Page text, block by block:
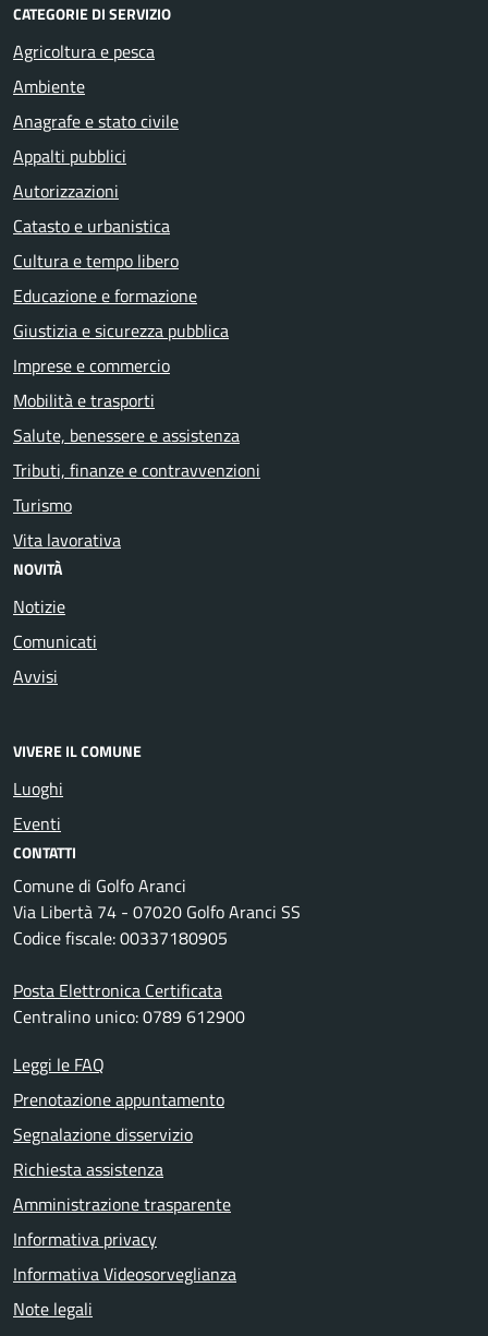
CATEGORIE DI SERVIZIO
Agricoltura e pesca
Ambiente
Anagrafe e stato civile
Appalti pubblici
Autorizzazioni
Catasto e urbanistica
Cultura e tempo libero
Educazione e formazione
Giustizia e sicurezza pubblica
Imprese e commercio
Mobilità e trasporti
Salute, benessere e assistenza
Tributi, finanze e contravvenzioni
Turismo
Vita lavorativa
NOVITÀ
Notizie
Comunicati
Avvisi
VIVERE IL COMUNE
Luoghi
Eventi
CONTATTI
Comune di Golfo Aranci
Via Libertà 74 - 07020 Golfo Aranci SS
Codice fiscale: 00337180905
Posta Elettronica Certificata
Centralino unico: 0789 612900
Leggi le FAQ
Prenotazione appuntamento
Segnalazione disservizio
Richiesta assistenza
Amministrazione trasparente
Informativa privacy
Informativa Videosorveglianza
Note legali